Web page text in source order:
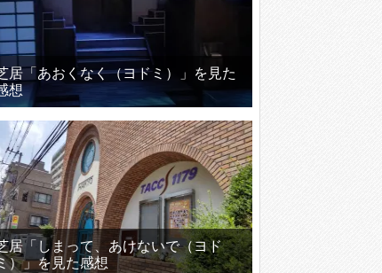
居「あおくなく（ヨドミ）」を見た
想
居「しまって、あけないで（ヨド
）」を見た感想